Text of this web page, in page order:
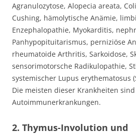
Agranulozytose, Alopecia areata,
Cushing, hämolytische Anämie,
Enzephalopathie, Myokarditis,
Panhypopituitarismus, perniziöse
rheumatoide Arthritis, Sarkoidose,
sensorimotorsche Radikulopathie,
systemischer Lupus erythematosus
Die meisten dieser Krankheiten sind
Autoimmunerkrankungen.
2. Thymus-Involution und